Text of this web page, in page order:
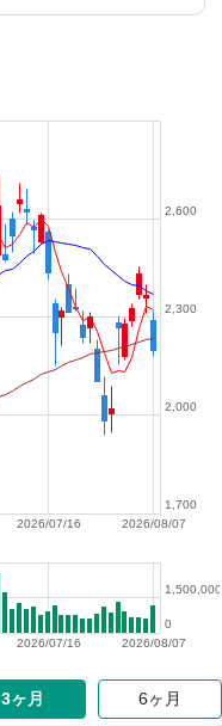
2026/08/07
2026/07/16
1,700
2,000
2,300
2,600
2026/08/07
2026/07/16
0
1,500,000
3ヶ月 6ヶ月